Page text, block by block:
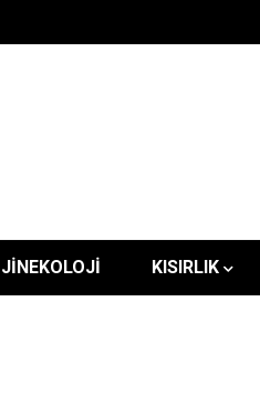
JINEKOLOJI KISIRLIK